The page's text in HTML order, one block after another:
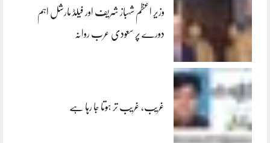
وزیر اعظم شہباز شریف اور فیلڈ مارشل اہم
دورے پر سعودی عرب روانہ
غریب، غریب تر ہوتا جا رہا ہے